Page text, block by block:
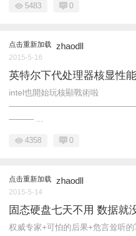
5483 0
点击重新加载 zhaodll
2015-5-16
英特尔下代处理器核显性
intel也開始玩核顯戰術啦
——— ...
4358 0
点击重新加载 zhaodll
2015-5-14
固态硬盘七天不用 数据就
权威专家+可怕的后果+危言耸听